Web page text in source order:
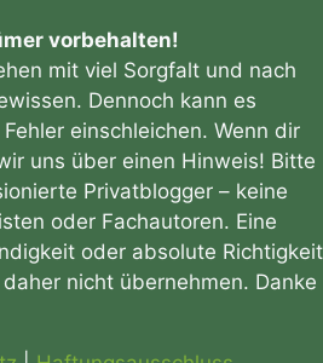
vorbehalten!
mit viel Sorgfalt und nach
Dennoch kann es
einschleichen. Wenn dir
uns über einen Hinweis! Bitte
Privatblogger – keine
oder Fachautoren. Eine
oder absolute Richtigkeit
nicht übernehmen. Danke